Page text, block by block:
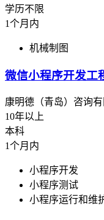
学历不限
1个月内
机械制图
微信小程序开发工
康明德（青岛）咨询有
10年以上
本科
1个月内
小程序开发
小程序测试
小程序运行和维